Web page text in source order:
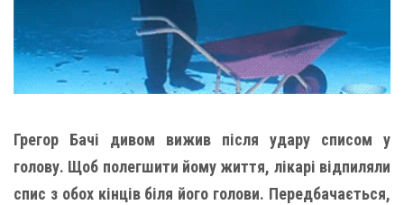
Грегор Бачі дивом вижив після удару списом у
голову. Щоб полегшити йому життя, лікарі відпиляли
спис з обох кінців біля його голови. Передбачається,